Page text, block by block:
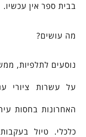
בבית ספר אין עכשיו.
מה עושים?
נוסעים לתלפיות,
על עשרות ציורי
האחרונות בחסות
כלכלי. טיול